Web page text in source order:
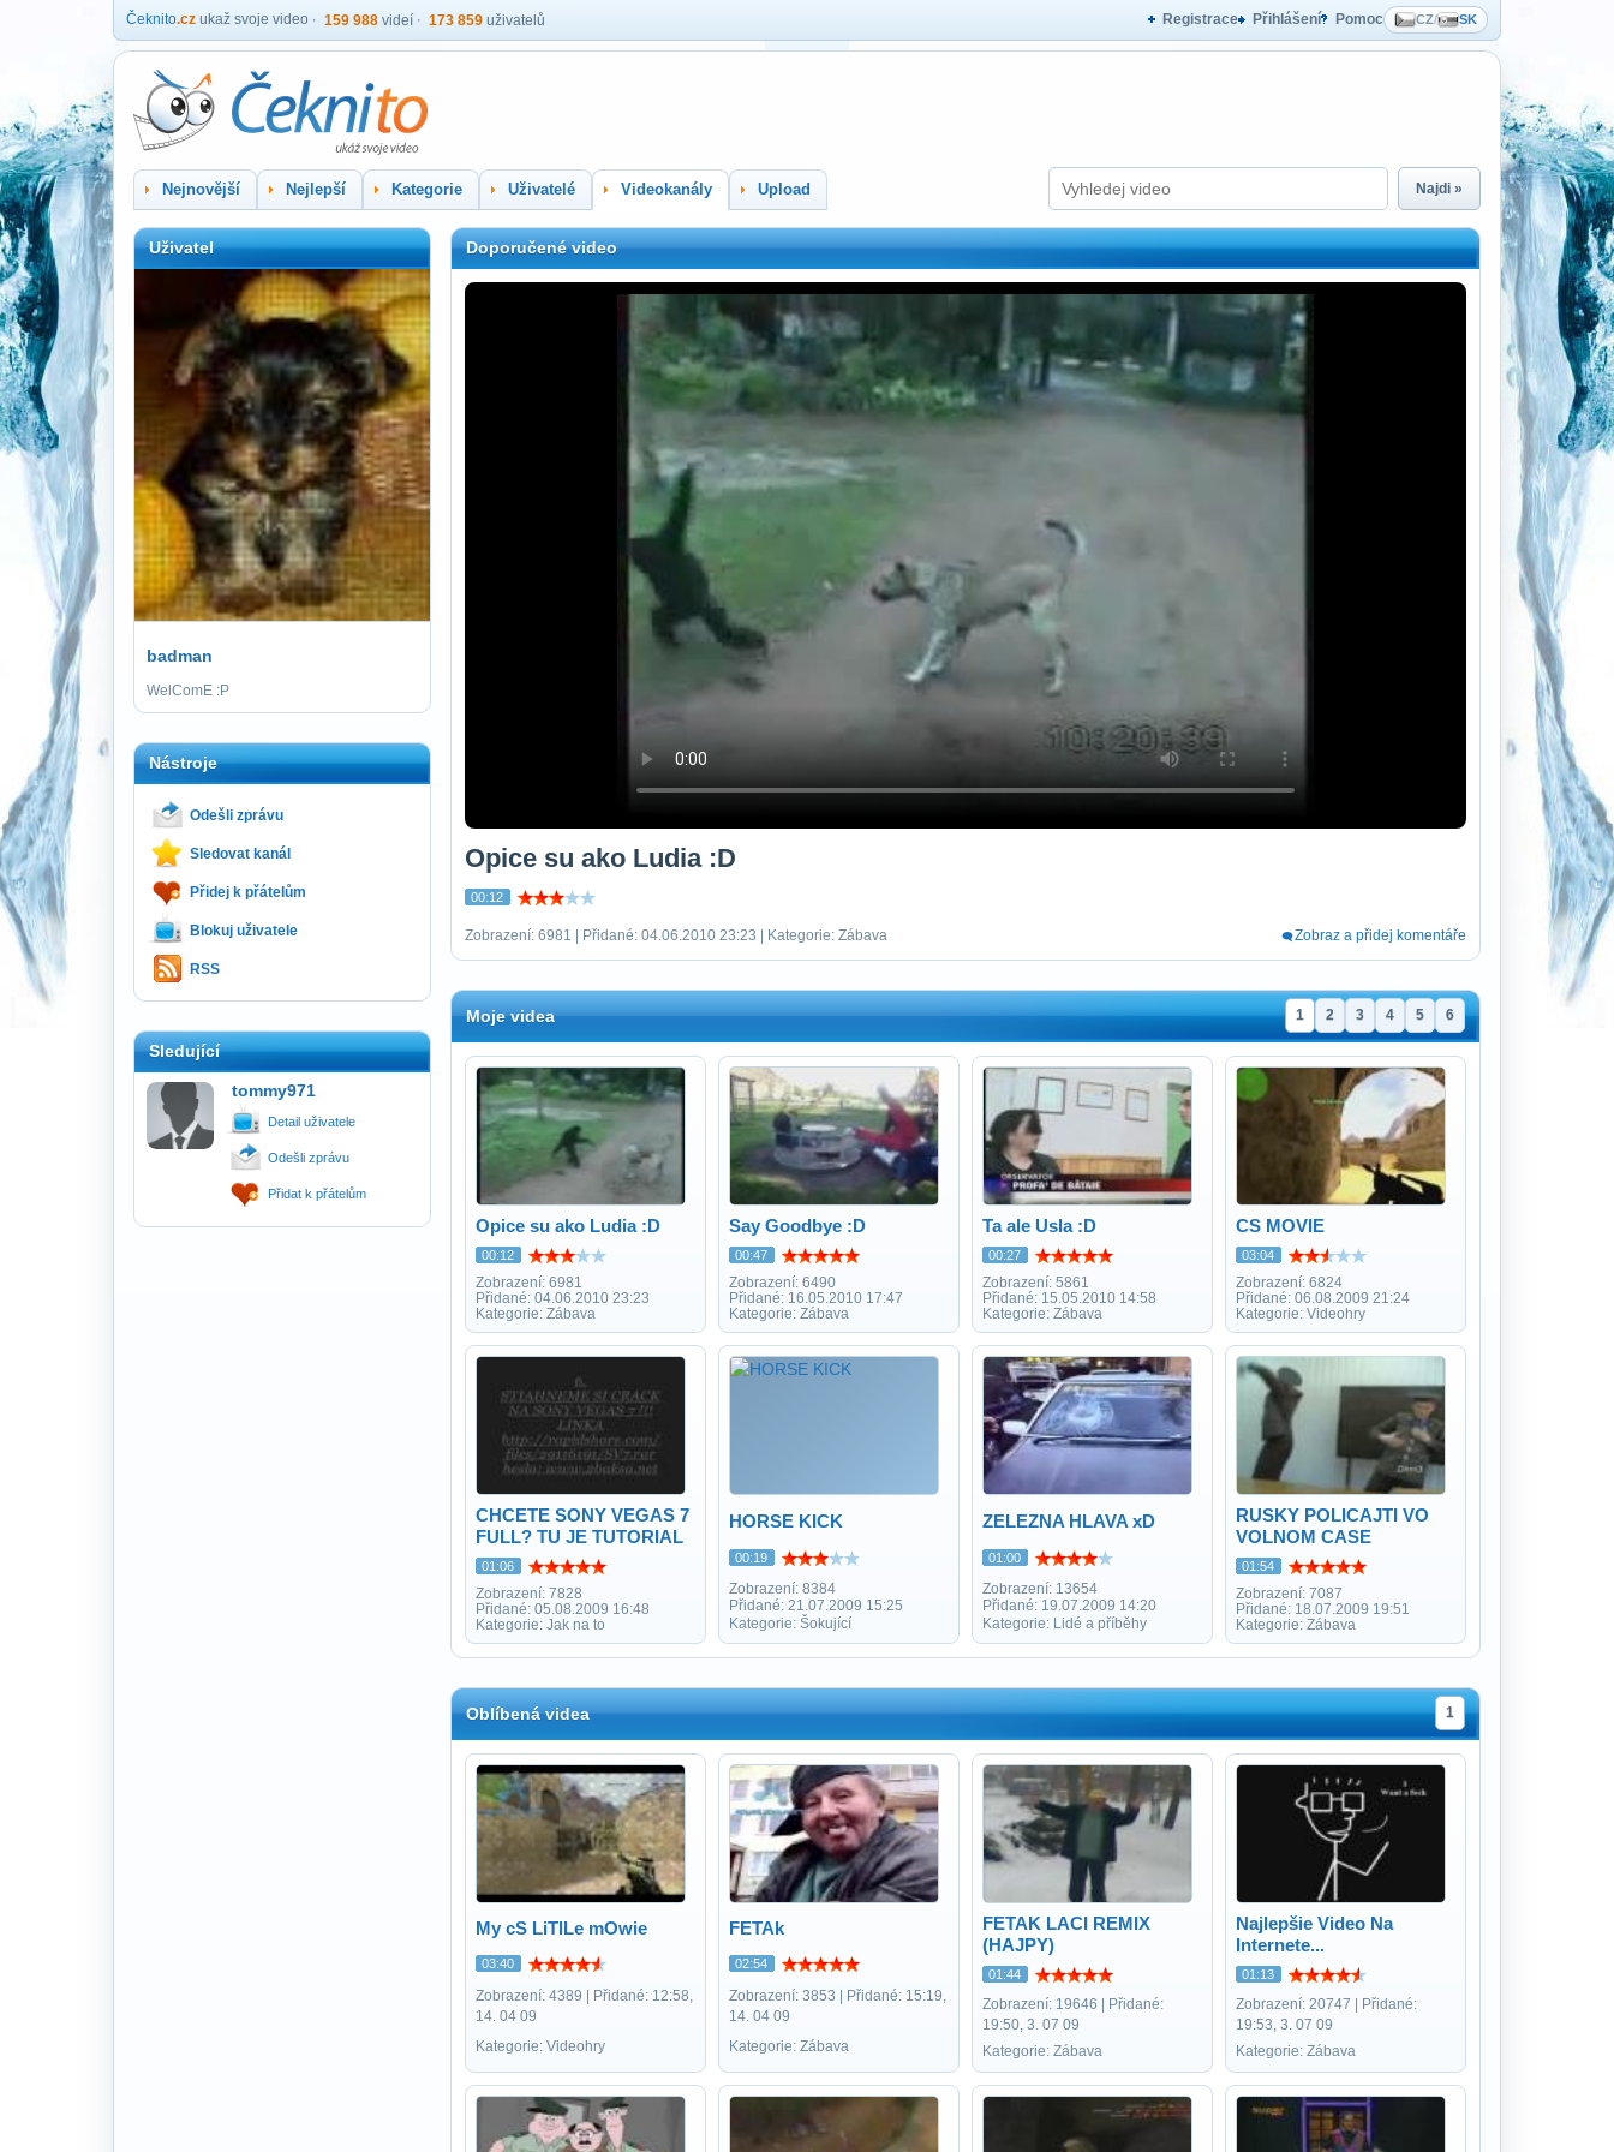
Čeknito.cz ukaž svoje video 159 988 videí 173 859 uživatelů Registrace Přihlášení Pomoc CZ/ SK
Nejnovější Nejlepší Kategorie Uživatelé Videokanály Upload Najdi »
Uživatel
badman
WelComE :P
Nástroje
Odešli zprávu
Sledovat kanál
Přidej k přátelům
Blokuj uživatele
RSS
Sledující
tommy971
Detail uživatele
Odešli zprávu
Přidat k přátelům
Doporučené video
Opice su ako Ludia :D
00:12
Zobrazení: 6981 | Přidané: 04.06.2010 23:23 | Kategorie: Zábava Zobraz a přidej komentáře
Moje videa 1 2 3 4 5 6
Opice su ako Ludia :D
00:12
Zobrazení: 6981
Přidané: 04.06.2010 23:23
Kategorie: Zábava
Say Goodbye :D
00:47
Zobrazení: 6490
Přidané: 16.05.2010 17:47
Kategorie: Zábava
Ta ale Usla :D
00:27
Zobrazení: 5861
Přidané: 15.05.2010 14:58
Kategorie: Zábava
CS MOVIE
03:04
Zobrazení: 6824
Přidané: 06.08.2009 21:24
Kategorie: Videohry
CHCETE SONY VEGAS 7
FULL? TU JE TUTORIAL
01:06
Zobrazení: 7828
Přidané: 05.08.2009 16:48
Kategorie: Jak na to
HORSE KICK
00:19
Zobrazení: 8384
Přidané: 21.07.2009 15:25
Kategorie: Šokující
ZELEZNA HLAVA xD
01:00
Zobrazení: 13654
Přidané: 19.07.2009 14:20
Kategorie: Lidé a příběhy
RUSKY POLICAJTI VO
VOLNOM CASE
01:54
Zobrazení: 7087
Přidané: 18.07.2009 19:51
Kategorie: Zábava
Oblíbená videa 1
My cS LiTlLe mOwie
03:40
Zobrazení: 4389 | Přidané: 12:58,
14. 04 09
Kategorie: Videohry
FETAk
02:54
Zobrazení: 3853 | Přidané: 15:19,
14. 04 09
Kategorie: Zábava
FETAK LACI REMIX
(HAJPY)
01:44
Zobrazení: 19646 | Přidané:
19:50, 3. 07 09
Kategorie: Zábava
Najlepšie Video Na
Internete...
01:13
Zobrazení: 20747 | Přidané:
19:53, 3. 07 09
Kategorie: Zábava